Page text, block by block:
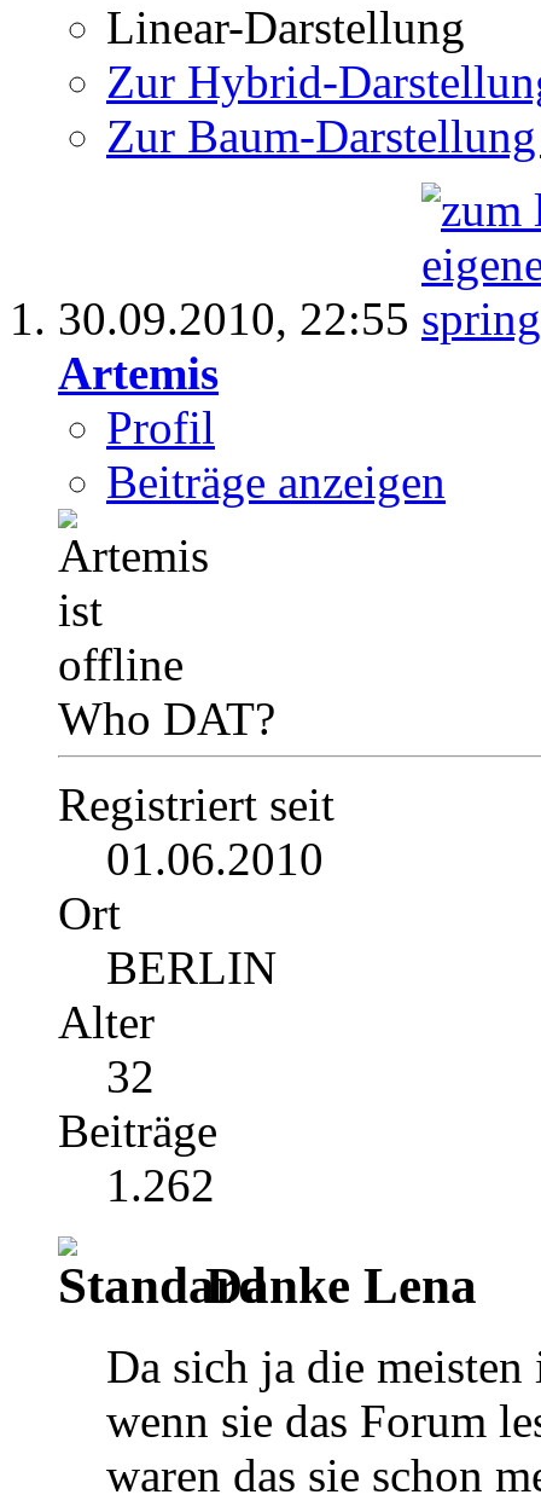
Linear-Darstellung
Zur Hybrid-
Zur Baum-
30.09.2010, 22:55
Artemis
Profil
Beiträge anzeigen
Who DAT?
Registriert seit
01.06.2010
Ort
BERLIN
Alter
32
Beiträge
1.262
Danke Lena
Da sich ja die meisten
wenn sie das Forum
waren das sie schon